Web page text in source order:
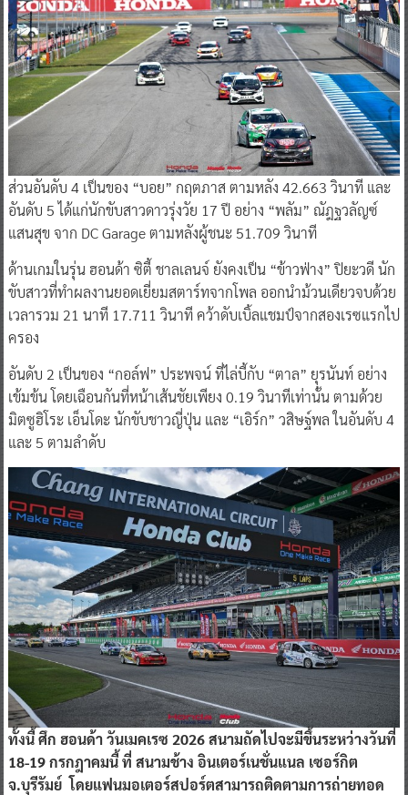
ส่วนอันดับ 4 เป็นของ “บอย” กฤตภาส ตามหลัง 42.663 วินาที และ
อันดับ 5 ได้แก่นักขับสาวดาวรุ่งวัย 17 ปี อย่าง “พลัม” ณัฎฐวลัญซ์
แสนสุข จาก DC Garage ตามหลังผู้ชนะ 51.709 วินาที
ด้านเกมในรุ่น ฮอนด้า ซิตี้ ชาลเลนจ์ ยังคงเป็น “ข้าวฟ่าง” ปิยะวดี นัก
ขับสาวที่ทำผลงานยอดเยี่ยมสตาร์ทจากโพล ออกนำม้วนเดียวจบด้วย
เวลารวม 21 นาที 17.711 วินาที คว้าดับเบิ้ลแชมป์จากสองเรซแรกไป
ครอง
อันดับ 2 เป็นของ “กอล์ฟ” ประพจน์ ที่ไล่บี้กับ “ตาล” ยุรนันท์ อย่าง
เข้มข้น โดยเฉือนกันที่หน้าเส้นชัยเพียง 0.19 วินาทีเท่านั้น ตามด้วย
มิตซูฮิโระ เอ็นโดะ นักขับชาวญี่ปุ่น และ “เอิร์ก” วสิษฐ์พล ในอันดับ 4
และ 5 ตามลำดับ
ทั้งนี้ ศึก ฮอนด้า วันเมคเรซ 2026 สนามถัดไปจะมีขึ้นระหว่างวันที่
18-19 กรกฎาคมนี้ ที่ สนามช้าง อินเตอร์เนชั่นแนล เซอร์กิต
จ.บุรีรัมย์ โดยแฟนมอเตอร์สปอร์ตสามารถติดตามการถ่ายทอด